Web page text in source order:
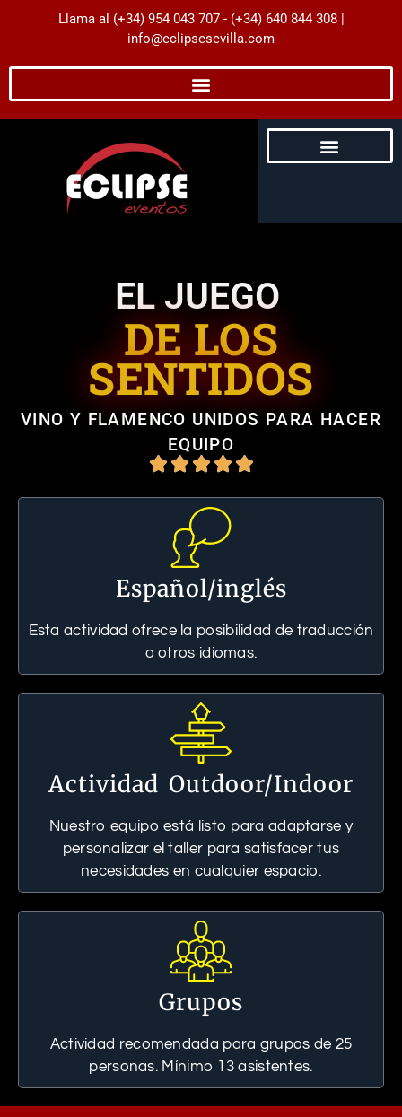
Llama al (+34) 954 043 707 - (+34) 640 844 308 |
info@eclipsesevilla.com
EL JUEGO
DE LOS
SENTIDOS
VINO Y FLAMENCO UNIDOS PARA HACER
EQUIPO

Español/inglés
Esta actividad ofrece la posibilidad de traducción
a otros idiomas.
Actividad Outdoor/Indoor
Nuestro equipo está listo para adaptarse y
personalizar el taller para satisfacer tus
necesidades en cualquier espacio.
Grupos
Actividad recomendada para grupos de 25
personas. Mínimo 13 asistentes.